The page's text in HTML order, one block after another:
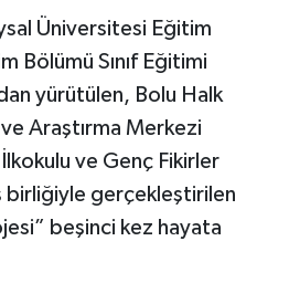
Üniversitesi Eğitim
Bölümü Sınıf Eğitimi
yürütülen, Bolu Halk
Araştırma Merkezi
ve Genç Fikirler
birliğiyle gerçekleştirilen
beşinci kez hayata